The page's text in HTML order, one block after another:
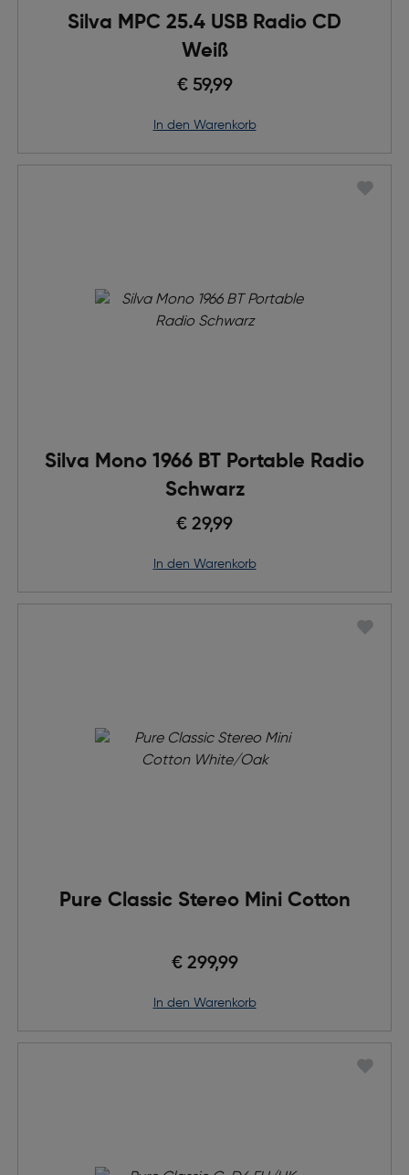
Silva MPC 25.4 USB Radio CD
Weiß
€ 59,99
in den Warenkorb
Silva Mono 1966 BT Portable Radio
Schwarz
€ 29,99
in den Warenkorb
Pure Classic Stereo Mini Cotton
€ 299,99
in den Warenkorb